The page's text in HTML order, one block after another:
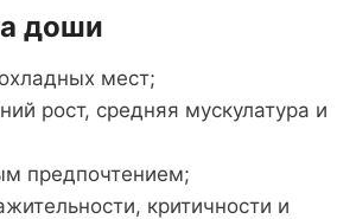
доши
мест;
рост, средняя мускулатура и
предпочтением;
критичности и